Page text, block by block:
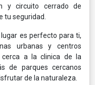
y circuito cerrado de
tu seguridad.
es perfecto para ti,
urbanas y centros
cerca a la clinica de la
de parques cercanos
de la naturaleza.